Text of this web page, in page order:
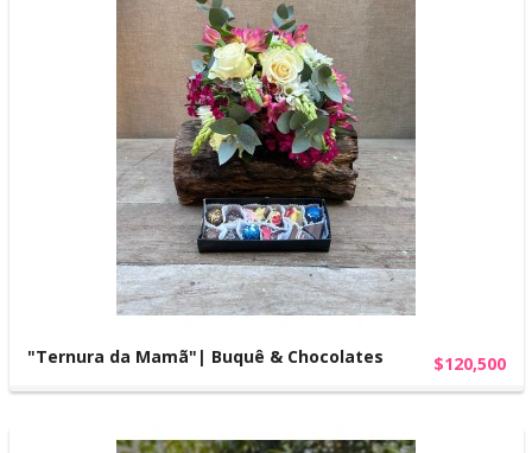
"Ternura da Mamã"| Buquê & Chocolates $120,500